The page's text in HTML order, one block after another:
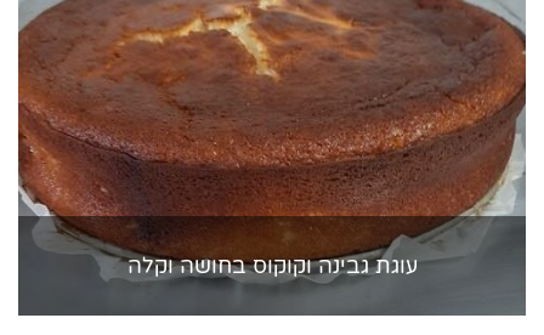
עוגת גבינה וקוקוס בחושה וקלה